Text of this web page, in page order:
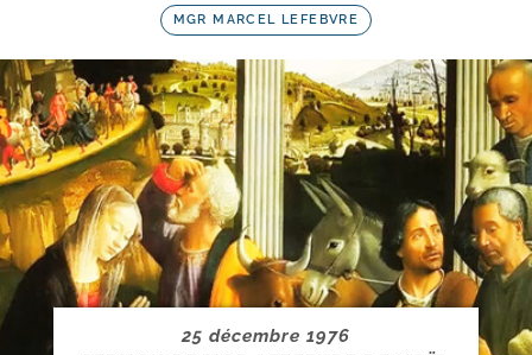
MGR MARCEL LEFEBVRE
25 décembre 1976